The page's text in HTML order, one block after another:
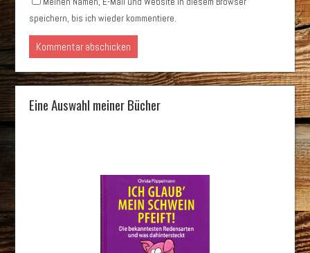
speichern, bis ich wieder kommentiere.
Eine Auswahl meiner Bücher